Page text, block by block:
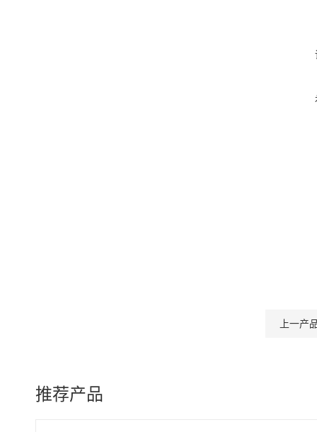
上一产
推荐产品